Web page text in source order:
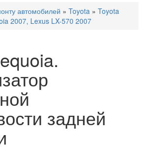
автомобилей » Toyota » Toyota
2007, Lexus LX-570 2007
задней